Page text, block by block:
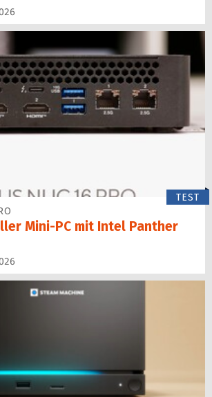
TEST
Mini-PC mit Intel Panther